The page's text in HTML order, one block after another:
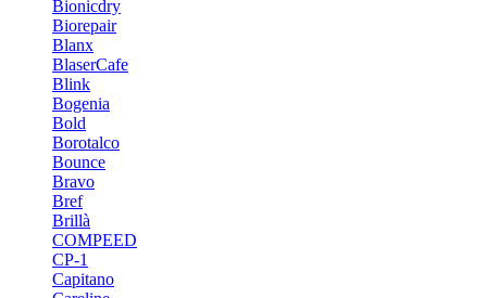
Bionicdry
Biorepair
Blanx
BlaserCafe
Blink
Bogenia
Bold
Borotalco
Bounce
Bravo
Bref
Brillà
COMPEED
CP-1
Capitano